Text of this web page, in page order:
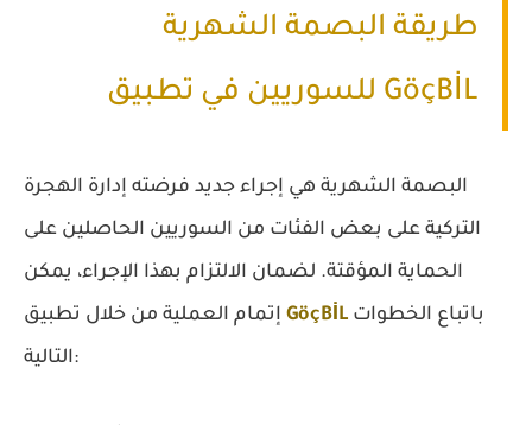
طريقة البصمة الشهرية
للسوريين في تطبيق GöçBİL
البصمة الشهرية هي إجراء جديد فرضته إدارة الهجرة
التركية على بعض الفئات من السوريين الحاصلين على
الحماية المؤقتة. لضمان الالتزام بهذا الإجراء، يمكن
GöçBİL
التالية: